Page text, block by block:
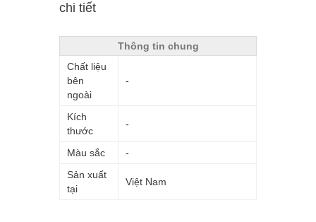
chi tiết
Thông tin chung
Chất liệu
bên
ngoài
-
Kích
thước
-
Màu sắc
-
Sản xuất
tại
Việt Nam